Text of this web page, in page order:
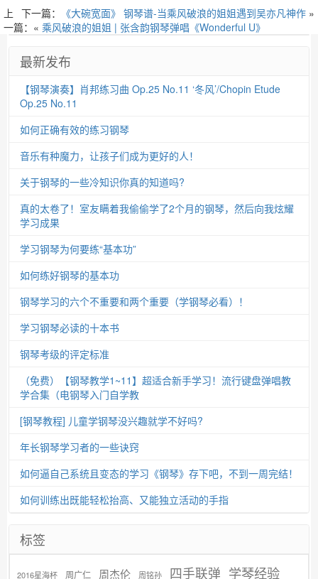
下一篇：
《大碗宽面》 钢琴谱-当乘风破浪的姐姐遇到吴亦凡神作 »
上
一篇：« 乘风破浪的姐姐 | 张含韵钢琴弹唱《Wonderful U》
最新发布
【钢琴演奏】肖邦练习曲 Op.25 No.11 ‘冬风’/Chopin Etude
Op.25 No.11
如何正确有效的练习钢琴
音乐有种魔力，让孩子们成为更好的人！
关于钢琴的一些冷知识你真的知道吗?
真的太卷了！室友瞒着我偷偷学了2个月的钢琴，然后向我炫耀
学习成果
学习钢琴为何要练“基本功”
如何练好钢琴的基本功
钢琴学习的六个不重要和两个重要（学钢琴必看）！
学习钢琴必读的十本书
钢琴考级的评定标准
（免费）【钢琴教学1~11】超适合新手学习！流行键盘弹唱教
学合集（电钢琴入门自学教
[钢琴教程] 儿童学钢琴没兴趣就学不好吗?
年长钢琴学习者的一些诀窍
如何逼自己系统且变态的学习《钢琴》存下吧，不到一周完结！
如何训练出既能轻松抬高、又能独立活动的手指
标签
2016星海杯 周广仁 周杰伦 周铭孙 四手联弹 学琴经验